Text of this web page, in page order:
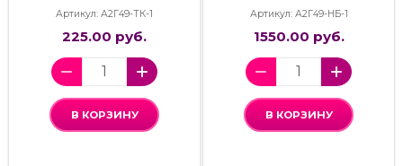
Артикул: А2Г49-ТК-1
225.00 руб.
В КОРЗИНУ
Артикул: А2Г49-НБ-1
1550.00 руб.
В КОРЗИНУ